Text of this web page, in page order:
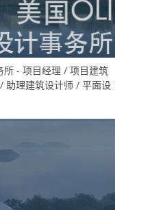
所 - 项目经理 / 项目建筑
助理建筑设计师 / 平面设